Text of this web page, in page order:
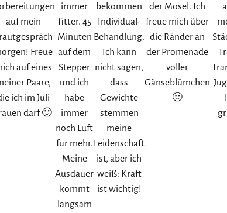
auf mein
Freue
auf eines
Paare,
ich im Juli
darf 🙂
immer
fitter. 45
Minuten
auf dem
Stepper
und ich
habe
immer
noch Luft
für mehr.
Meine
Ausdauer
kommt
langsam
bekommen
Individual-
Behandlung.
Ich kann
nicht sagen,
dass
Gewichte
stemmen
meine
Leidenschaft
ist, aber ich
weiß: Kraft
ist wichtig!
der Mosel. Ich
freue mich über
die Ränder an
der Promenade
voller
Gänseblümchen
🙂